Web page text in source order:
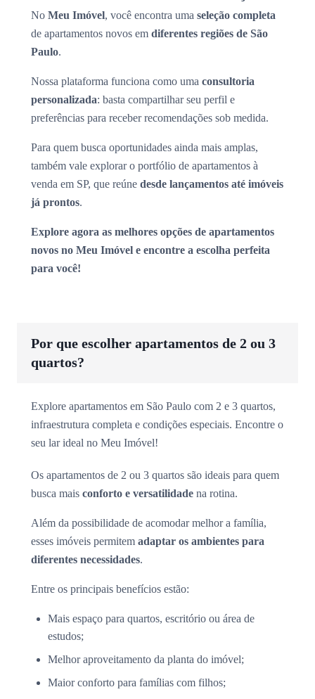
No Meu Imóvel, você encontra uma seleção completa
de apartamentos novos em diferentes regiões de São
Paulo.
Nossa plataforma funciona como uma consultoria
personalizada: basta compartilhar seu perfil e
preferências para receber recomendações sob medida.
Para quem busca oportunidades ainda mais amplas,
também vale explorar o portfólio de apartamentos à
venda em SP, que reúne desde lançamentos até imóveis
já prontos.
Explore agora as melhores opções de apartamentos
novos no Meu Imóvel e encontre a escolha perfeita
para você!
Por que escolher apartamentos de 2 ou 3
quartos?
Explore apartamentos em São Paulo com 2 e 3 quartos,
infraestrutura completa e condições especiais. Encontre o
seu lar ideal no Meu Imóvel!
Os apartamentos de 2 ou 3 quartos são ideais para quem
busca mais conforto e versatilidade na rotina.
Além da possibilidade de acomodar melhor a família,
esses imóveis permitem adaptar os ambientes para
diferentes necessidades.
Entre os principais benefícios estão:
Mais espaço para quartos, escritório ou área de
estudos;
Melhor aproveitamento da planta do imóvel;
Maior conforto para famílias com filhos;